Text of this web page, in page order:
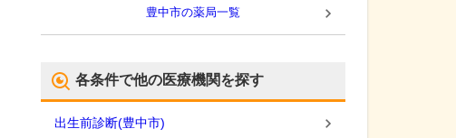
豊中市の薬局一覧
各条件で他の医療機関を探す
出生前診断(豊中市)